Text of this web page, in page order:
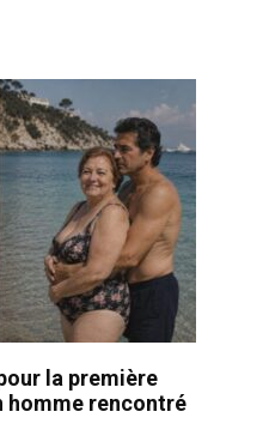
la première
homme rencontré